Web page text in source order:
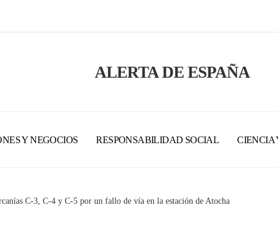
ALERTA DE ESPAÑA
Y NEGOCIOS RESPONSABILIDAD SOCIAL CIENCIA
C-3, C-4 y C-5 por un fallo de vía en la estación de Atocha